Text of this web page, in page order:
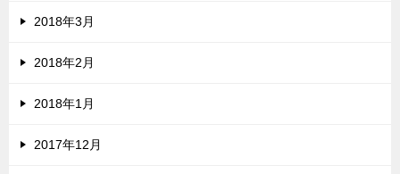
2018年3月
2018年2月
2018年1月
2017年12月